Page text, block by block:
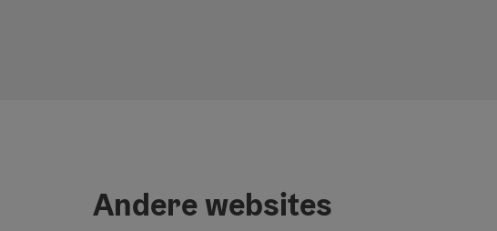
Andere websites